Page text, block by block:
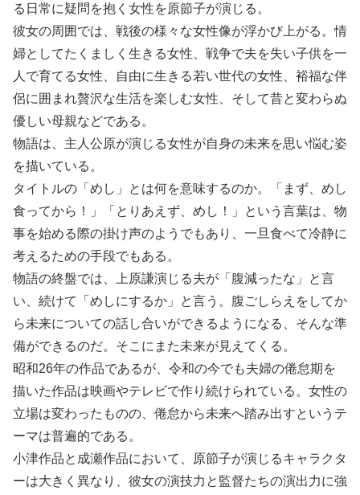
る日常に疑問を抱く女性を原節子が演じる。
彼女の周囲では、戦後の様々な女性像が浮かび上がる。情
婦としてたくましく生きる女性、戦争で夫を失い子供を一
人で育てる女性、自由に生きる若い世代の女性、裕福な伴
侶に囲まれ贅沢な生活を楽しむ女性、そして昔と変わらぬ
優しい母親などである。
物語は、主人公原が演じる女性が自身の未来を思い悩む姿
を描いている。
タイトルの「めし」とは何を意味するのか。「まず、めし
食ってから！」「とりあえず、めし！」という言葉は、物
事を始める際の掛け声のようでもあり、一旦食べて冷静に
考えるための手段でもある。
物語の終盤では、上原謙演じる夫が「腹減ったな」と言
い、続けて「めしにするか」と言う。腹ごしらえをしてか
ら未来についての話し合いができるようになる、そんな準
備ができるのだ。そこにまた未来が見えてくる。
昭和26年の作品であるが、令和の今でも夫婦の倦怠期を
描いた作品は映画やテレビで作り続けられている。女性の
立場は変わったものの、倦怠から未来へ踏み出すというテ
ーマは普遍的である。
小津作品と成瀬作品において、原節子が演じるキャラクタ
ーは大きく異なり、彼女の演技力と監督たちの演出力に強